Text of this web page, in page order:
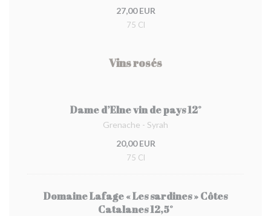
27,00 EUR
75 Cl
Vins rosés
Dame d’Elne vin de pays 12°
Grenache - Syrah
20,00 EUR
75 Cl
Domaine Lafage « Les sardines » Côtes
Catalanes 12,5°